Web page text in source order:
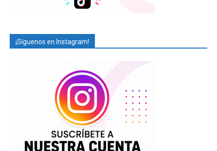
¡Síguenos en Instagram!